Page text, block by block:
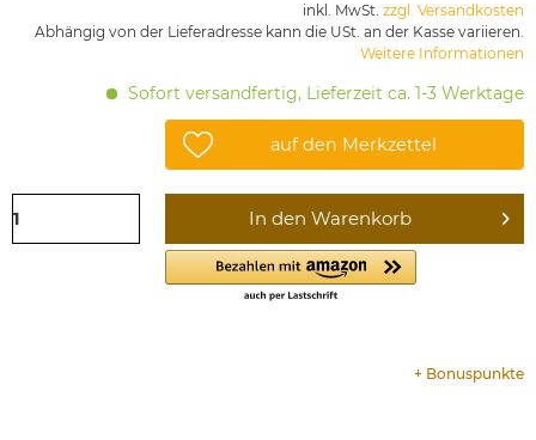
inkl. MwSt. zzgl. Versandkosten
Abhängig von der Lieferadresse kann die USt. an der Kasse variieren.
Weitere Informationen
Sofort versandfertig, Lieferzeit ca. 1-3 Werktage
auf den Merkzettel
In den Warenkorb
+ Bonuspunkte